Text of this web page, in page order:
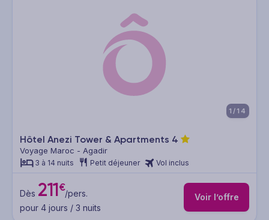
1/14
Hôtel Anezi Tower & Apartments 4
Voyage Maroc - Agadir
3 à 14 nuits Petit déjeuner Vol inclus
Dès 211€/pers.
pour 4 jours / 3 nuits
Voir l’offre